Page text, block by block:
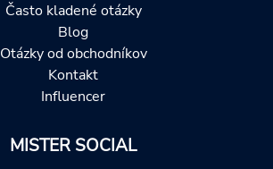
Často kladené otázky
Blog
Otázky od obchodníkov
Kontakt
Influencer
MISTER SOCIAL